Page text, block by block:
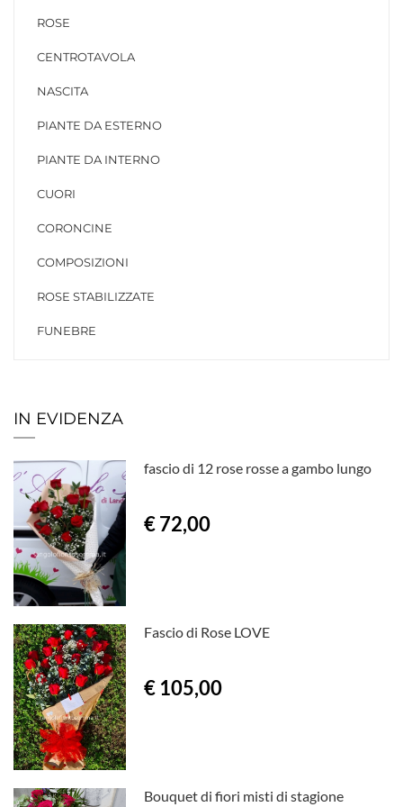
ROSE
CENTROTAVOLA
NASCITA
PIANTE DA ESTERNO
PIANTE DA INTERNO
CUORI
CORONCINE
COMPOSIZIONI
ROSE STABILIZZATE
FUNEBRE
IN EVIDENZA
fascio di 12 rose rosse a gambo lungo
€ 72,00
Fascio di Rose LOVE
€ 105,00
Bouquet di fiori misti di stagione